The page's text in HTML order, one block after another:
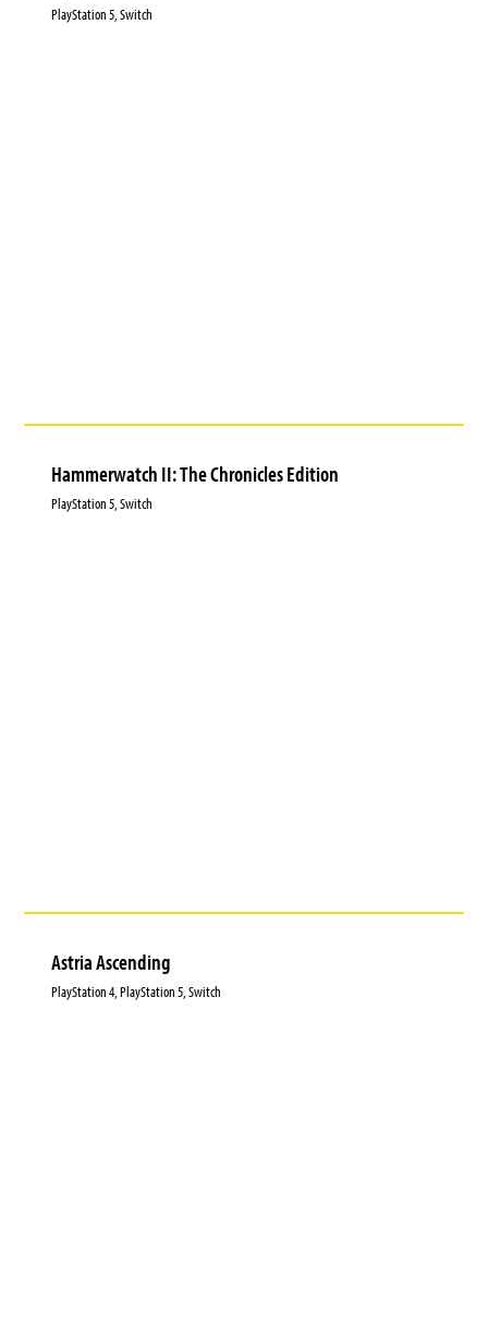
PlayStation 5, Switch
Hammerwatch II: The Chronicles Edition
PlayStation 5, Switch
Astria Ascending
PlayStation 4, PlayStation 5, Switch